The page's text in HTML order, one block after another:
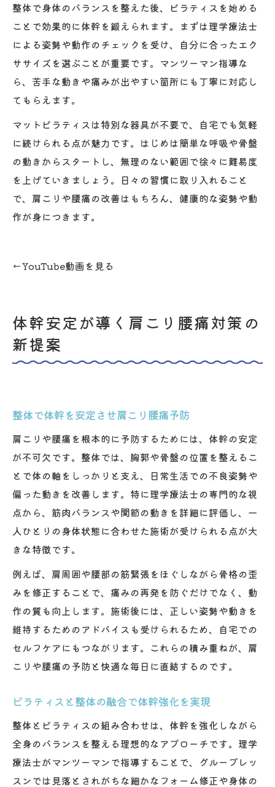
整体で身体のバランスを整えた後、ピラティスを始める
ことで効果的に体幹を鍛えられます。まずは理学療法士
による姿勢や動作のチェックを受け、自分に合ったエク
ササイズを選ぶことが重要です。マンツーマン指導な
ら、苦手な動きや痛みが出やすい箇所にも丁寧に対応し
てもらえます。
マットピラティスは特別な器具が不要で、自宅でも気軽
に続けられる点が魅力です。はじめは簡単な呼吸や骨盤
の動きからスタートし、無理のない範囲で徐々に難易度
を上げていきましょう。日々の習慣に取り入れること
で、肩こりや腰痛の改善はもちろん、健康的な姿勢や動
作が身につきます。
←YouTube動画を見る
体幹安定が導く肩こり腰痛対策の
新提案
整体で体幹を安定させ肩こり腰痛予防
肩こりや腰痛を根本的に予防するためには、体幹の安定
が不可欠です。整体では、胸郭や骨盤の位置を整えるこ
とで体の軸をしっかりと支え、日常生活での不良姿勢や
偏った動きを改善します。特に理学療法士の専門的な視
点から、筋肉バランスや関節の動きを詳細に評価し、一
人ひとりの身体状態に合わせた施術が受けられる点が大
きな特徴です。
例えば、肩周囲や腰部の筋緊張をほぐしながら骨格の歪
みを修正することで、痛みの再発を防ぐだけでなく、動
作の質も向上します。施術後には、正しい姿勢や動きを
維持するためのアドバイスも受けられるため、自宅での
セルフケアにもつながります。これらの積み重ねが、肩
こりや腰痛の予防と快適な毎日に直結するのです。
ピラティスと整体の融合で体幹強化を実現
整体とピラティスの組み合わせは、体幹を強化しながら
全身のバランスを整える理想的なアプローチです。理学
療法士がマンツーマンで指導することで、グループレッ
スンでは見落とされがちな細かなフォーム修正や身体の